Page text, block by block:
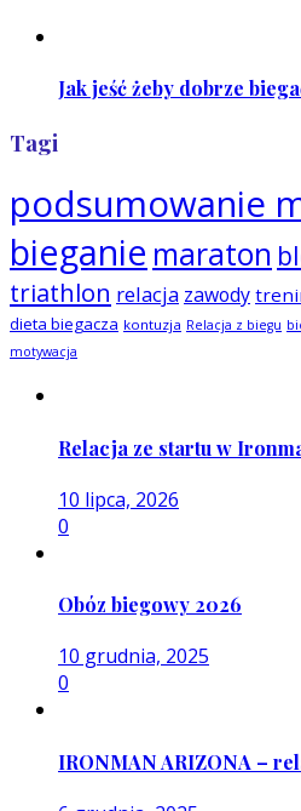
Jak jeść żeby dobrze
Tagi
podsumowanie
bieganie maraton
triathlon relacja zawody
dieta biegacza kontuzja Relacja z biegu
motywacja
Relacja ze startu w
10 lipca, 2026
0
Obóz biegowy 2026
10 grudnia, 2025
0
IRONMAN ARIZONA –